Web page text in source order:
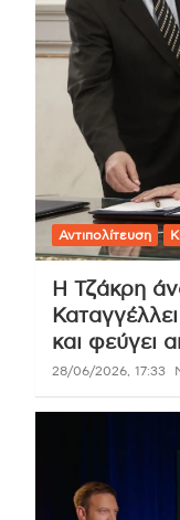
Αντιπολίτευση
Η Τζάκρη
και φεύγει
28/06/2026, 17:33